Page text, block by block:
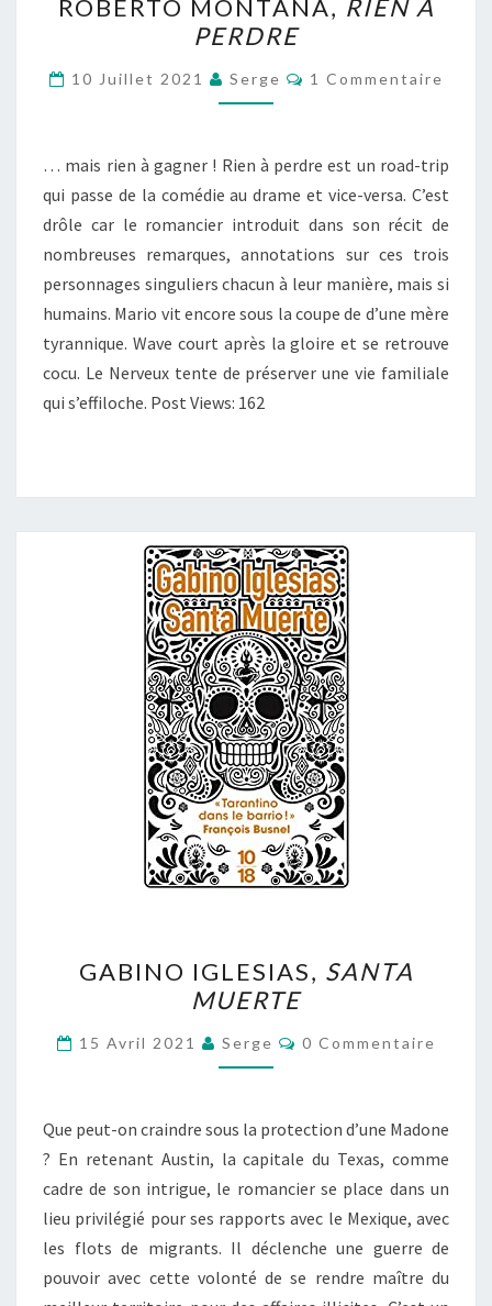
MONTAÑA,
RIEN
À
PERDRE
ROBERTO MONTAÑA, RIEN À
PERDRE
10 Juillet 2021 Serge Commentaires
1 Commentaire
… mais rien à gagner ! Rien à perdre est un road-trip
qui passe de la comédie au drame et vice-versa. C’est
drôle car le romancier introduit dans son récit de
nombreuses remarques, annotations sur ces trois
personnages singuliers chacun à leur manière, mais si
humains. Mario vit encore sous la coupe de d’une mère
tyrannique. Wave court après la gloire et se retrouve
cocu. Le Nerveux tente de préserver une vie familiale
qui s’effiloche. Post Views: 162
IGLESIAS,
SANTA
MUERTE
GABINO IGLESIAS, SANTA
MUERTE
15 Avril 2021 Serge Commentaires
0 Commentaire
Que peut-on craindre sous la protection d’une Madone
? En retenant Austin, la capitale du Texas, comme
cadre de son intrigue, le romancier se place dans un
lieu privilégié pour ses rapports avec le Mexique, avec
les flots de migrants. Il déclenche une guerre de
pouvoir avec cette volonté de se rendre maître du